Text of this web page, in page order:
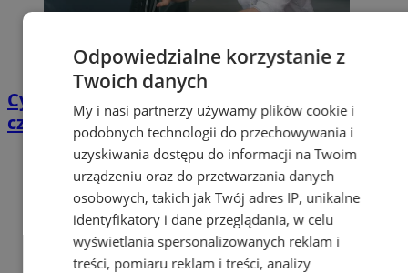
Cyfrowy przegląd przedtrasowy: co mówią
czujniki TPMS i diagnostyka pokładowa?
Odpowiedzialne korzystanie z
Twoich danych
My i nasi partnerzy używamy plików cookie i
podobnych technologii do przechowywania i
uzyskiwania dostępu do informacji na Twoim
urządzeniu oraz do przetwarzania danych
osobowych, takich jak Twój adres IP, unikalne
identyfikatory i dane przeglądania, w celu
wyświetlania spersonalizowanych reklam i
treści, pomiaru reklam i treści, analizy